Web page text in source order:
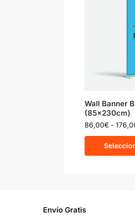
Wall Banner
(85x230cm)
86,00€ -
Envío Gratis